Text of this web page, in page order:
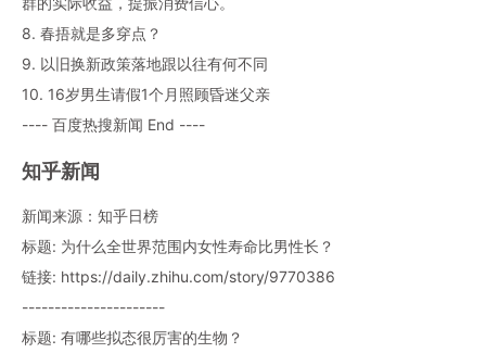
8. 春捂就是多穿点？
9. 以旧换新政策落地跟以往有何不同
10. 16岁男生请假1个月照顾昏迷父亲
---- 百度热搜新闻 End ----
知乎新闻
新闻来源：知乎日榜
标题: 为什么全世界范围内女性寿命比男性长？
链接: https://daily.zhihu.com/story/9770386
----------------------
标题: 有哪些拟态很厉害的生物？